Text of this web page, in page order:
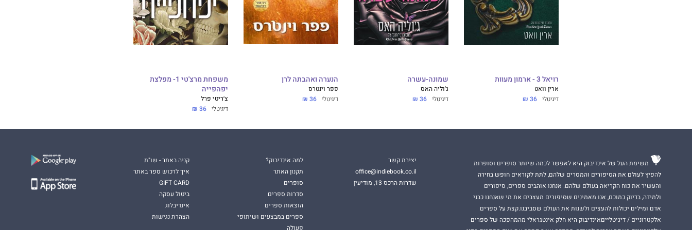
רויאל 3 - ארמון מעוות
ארין וואט
דיגיטלי 36 ₪
שמונה-עשרה
ג'וליה האס
דיגיטלי 36 ₪
הנערה ואהבתה לרן
פפר וינטרס
דיגיטלי 36 ₪
משפחת מרצ'טי 1- מפלצת
יפהפייה
צ׳ריטי פרל
דיגיטלי 36 ₪
משימת העל של אינדיבוק היא לאפשר לכמה שיותר סופרים וסופרות
להפיץ לעולם את הסיפורים והמסרים שלהם, לתת לקוראים חופש בחירה
והעשיר את כוח הקריאה בעולם שלהם. אנחנו אוהבים ספרים, סיפורים
ולמידה, בדיוק כמוכם, אנו מאמינים שסיפורים מעצבים את מי שאנחנו כבני
אדם ומילים יכולות להעצים ולשנות את העולם שסביבנו.קצת על ספרים
אלקטרוניים / דיגיטלייםאינדיבוק היא חלק אינטגראלי מהמהפכה של ספרים
יצירת קשר
office@indiebook.co.il
שדרות הרכס 13, מודיעין
למה אינדיבוק?
תקנון האתר
סופרים
סדרות ספרים
הוצאות ספרים
ספרים במבצעים ושיתופי
פעולה
קניה באתר - שו"ת
איך לרכוש ספר באתר
GIFT CARD
ביטול עסקה
אינדיבלוג
הצהרת נגישות